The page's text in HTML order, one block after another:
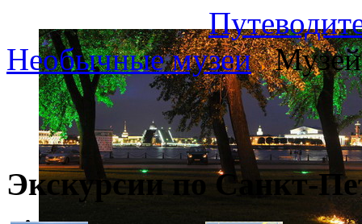
Необычные музеи Музей
Экскурсии по Санкт-